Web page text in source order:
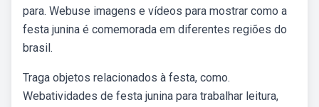
para. Webuse imagens e vídeos para mostrar como a
festa junina é comemorada em diferentes regiões do
brasil.
Traga objetos relacionados à festa, como.
Webatividades de festa junina para trabalhar leitura,